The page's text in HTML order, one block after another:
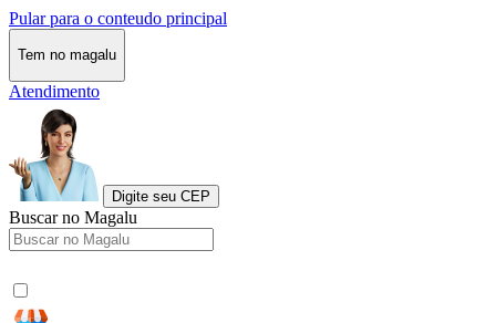
Pular para o conteudo principal
Tem no magalu
Atendimento
Digite seu CEP
Buscar no Magalu